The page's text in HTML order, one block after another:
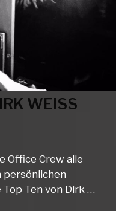
WEISS
Office Crew alle
persönlichen
Top Ten von Dirk …